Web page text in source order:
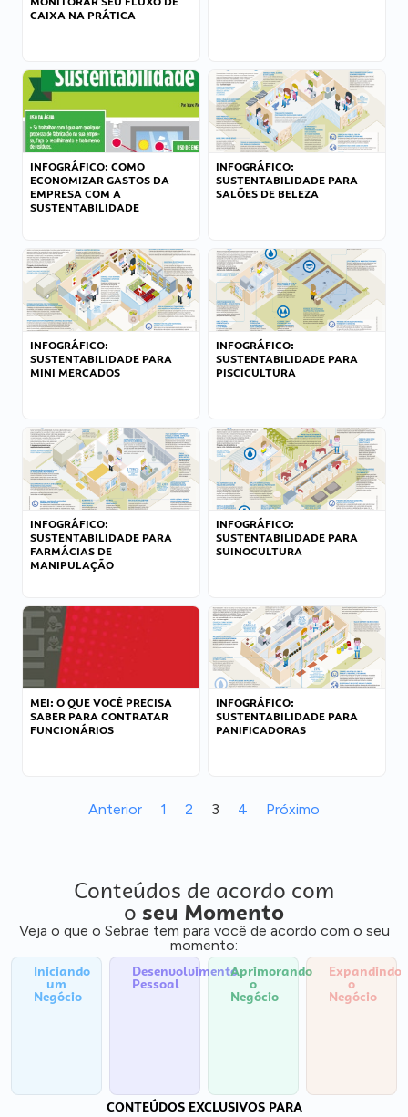
CAIXA NA PRÁTICA
INFOGRÁFICO: COMO
ECONOMIZAR GASTOS DA
EMPRESA COM A
SUSTENTABILIDADE
INFOGRÁFICO:
SUSTENTABILIDADE PARA
SALÕES DE BELEZA
INFOGRÁFICO:
SUSTENTABILIDADE PARA
MINI MERCADOS
INFOGRÁFICO:
SUSTENTABILIDADE PARA
PISCICULTURA
INFOGRÁFICO:
SUSTENTABILIDADE PARA
FARMÁCIAS DE
MANIPULAÇÃO
INFOGRÁFICO:
SUSTENTABILIDADE PARA
SUINOCULTURA
MEI: O QUE VOCÊ PRECISA
SABER PARA CONTRATAR
FUNCIONÁRIOS
INFOGRÁFICO:
SUSTENTABILIDADE PARA
PANIFICADORAS
Anterior 1 2 3 4 Próximo
Conteúdos de acordo com
o seu Momento
Veja o que o Sebrae tem para você de acordo com o seu
momento:
Iniciando
um
Negócio
Desenvolvimento
Pessoal
Aprimorando
o
Negócio
Expandindo
o
Negócio
CONTEÚDOS EXCLUSIVOS PARA